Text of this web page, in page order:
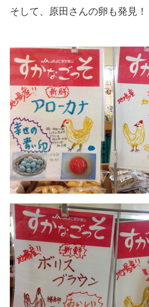
そして、原田さんの卵も発見！